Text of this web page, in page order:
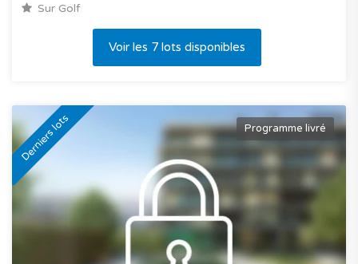
Sur Golf
Voir les 7 lots disponibles
Derniers lots Programme livré